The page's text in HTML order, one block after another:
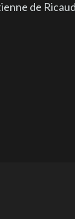
de